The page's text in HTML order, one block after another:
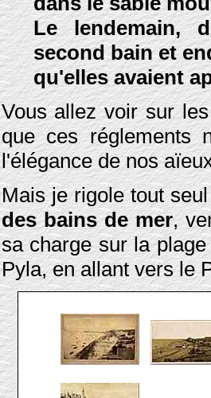
Le lendemain,
second bain et
qu'elles avaient
Vous allez voir sur
que ces réglements
l'élégance de nos
Mais je rigole tout
des bains de mer,
sa charge sur la
Pyla, en allant vers le